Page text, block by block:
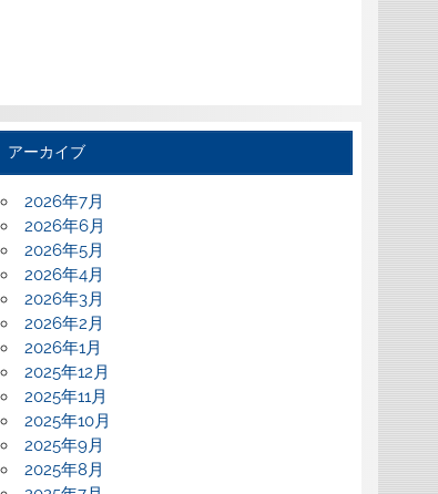
アーカイブ
2026年7月
2026年6月
2026年5月
2026年4月
2026年3月
2026年2月
2026年1月
2025年12月
2025年11月
2025年10月
2025年9月
2025年8月